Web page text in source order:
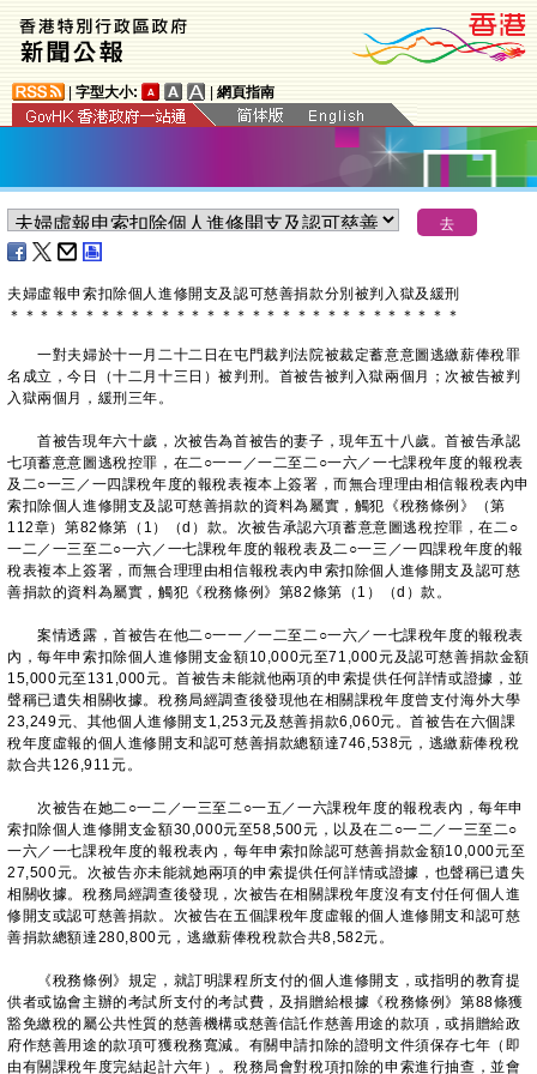
字型大小: 網頁指南
夫婦虛報申索扣除個人進修開支及認可慈善捐款分別被判入獄及緩刑
＊ ＊ ＊ ＊ ＊ ＊ ＊ ＊ ＊ ＊ ＊ ＊ ＊ ＊ ＊ ＊ ＊ ＊ ＊ ＊ ＊ ＊ ＊ ＊ ＊ ＊ ＊ ＊ ＊ ＊
一對夫婦於十一月二十二日在屯門裁判法院被裁定蓄意意圖逃繳薪俸稅罪
名成立，今日（十二月十三日）被判刑。首被告被判入獄兩個月；次被告被判
入獄兩個月，緩刑三年。
首被告現年六十歲，次被告為首被告的妻子，現年五十八歲。首被告承認
七項蓄意意圖逃稅控罪，在二○一一／一二至二○一六／一七課稅年度的報稅表
及二○一三／一四課稅年度的報稅表複本上簽署，而無合理理由相信報稅表內申
索扣除個人進修開支及認可慈善捐款的資料為屬實，觸犯《稅務條例》（第
112章）第82條第（1）（d）款。次被告承認六項蓄意意圖逃稅控罪，在二○
一二／一三至二○一六／一七課稅年度的報稅表及二○一三／一四課稅年度的報
稅表複本上簽署，而無合理理由相信報稅表內申索扣除個人進修開支及認可慈
善捐款的資料為屬實，觸犯《稅務條例》第82條第（1）（d）款。
案情透露，首被告在他二○一一／一二至二○一六／一七課稅年度的報稅表
內，每年申索扣除個人進修開支金額10,000元至71,000元及認可慈善捐款金額
15,000元至131,000元。首被告未能就他兩項的申索提供任何詳情或證據，並
聲稱已遺失相關收據。稅務局經調查後發現他在相關課稅年度曾支付海外大學
23,249元、其他個人進修開支1,253元及慈善捐款6,060元。首被告在六個課
稅年度虛報的個人進修開支和認可慈善捐款總額達746,538元，逃繳薪俸稅稅
款合共126,911元。
次被告在她二○一二／一三至二○一五／一六課稅年度的報稅表內，每年申
索扣除個人進修開支金額30,000元至58,500元，以及在二○一二／一三至二○
一六／一七課稅年度的報稅表內，每年申索扣除認可慈善捐款金額10,000元至
27,500元。次被告亦未能就她兩項的申索提供任何詳情或證據，也聲稱已遺失
相關收據。稅務局經調查後發現，次被告在相關課稅年度沒有支付任何個人進
修開支或認可慈善捐款。次被告在五個課稅年度虛報的個人進修開支和認可慈
善捐款總額達280,800元，逃繳薪俸稅稅款合共8,582元。
《稅務條例》規定，就訂明課程所支付的個人進修開支，或指明的教育提
供者或協會主辦的考試所支付的考試費，及捐贈給根據《稅務條例》第88條獲
豁免繳稅的屬公共性質的慈善機構或慈善信託作慈善用途的款項，或捐贈給政
府作慈善用途的款項可獲稅務寬減。有關申請扣除的證明文件須保存七年（即
由有關課稅年度完結起計六年）。稅務局會對稅項扣除的申索進行抽查，並會